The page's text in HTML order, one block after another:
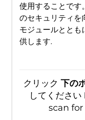
使用することで
のセキュリティを
モジュールととも
供します.
クリック 下の
してください
scan